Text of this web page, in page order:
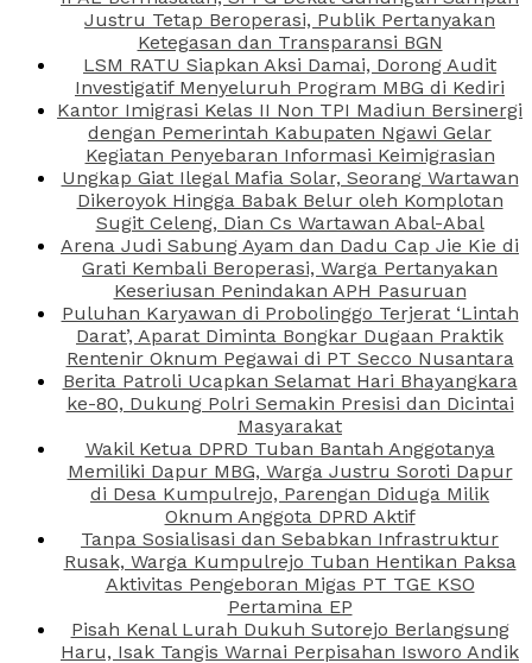
Justru Tetap Beroperasi, Publik Pertanyakan
Ketegasan dan Transparansi BGN
LSM RATU Siapkan Aksi Damai, Dorong Audit
Investigatif Menyeluruh Program MBG di Kediri
Kantor Imigrasi Kelas II Non TPI Madiun Bersinergi
dengan Pemerintah Kabupaten Ngawi Gelar
Kegiatan Penyebaran Informasi Keimigrasian
Ungkap Giat Ilegal Mafia Solar, Seorang Wartawan
Dikeroyok Hingga Babak Belur oleh Komplotan
Sugit Celeng, Dian Cs Wartawan Abal-Abal
Arena Judi Sabung Ayam dan Dadu Cap Jie Kie di
Grati Kembali Beroperasi, Warga Pertanyakan
Keseriusan Penindakan APH Pasuruan
Puluhan Karyawan di Probolinggo Terjerat ‘Lintah
Darat’, Aparat Diminta Bongkar Dugaan Praktik
Rentenir Oknum Pegawai di PT Secco Nusantara
Berita Patroli Ucapkan Selamat Hari Bhayangkara
ke-80, Dukung Polri Semakin Presisi dan Dicintai
Masyarakat
Wakil Ketua DPRD Tuban Bantah Anggotanya
Memiliki Dapur MBG, Warga Justru Soroti Dapur
di Desa Kumpulrejo, Parengan Diduga Milik
Oknum Anggota DPRD Aktif
Tanpa Sosialisasi dan Sebabkan Infrastruktur
Rusak, Warga Kumpulrejo Tuban Hentikan Paksa
Aktivitas Pengeboran Migas PT TGE KSO
Pertamina EP
Pisah Kenal Lurah Dukuh Sutorejo Berlangsung
Haru, Isak Tangis Warnai Perpisahan Isworo Andik